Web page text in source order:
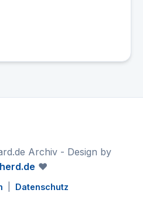
Archiv - Design by
❤️
Datenschutz